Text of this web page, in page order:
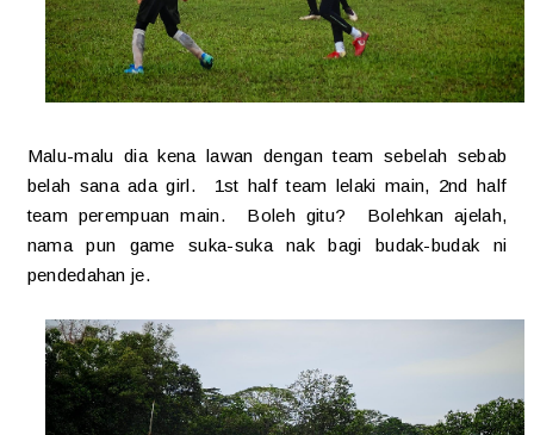
Malu-malu dia kena lawan dengan team sebelah sebab
belah sana ada girl. 1st half team lelaki main, 2nd half
team perempuan main. Boleh gitu? Bolehkan ajelah,
nama pun game suka-suka nak bagi budak-budak ni
pendedahan je.